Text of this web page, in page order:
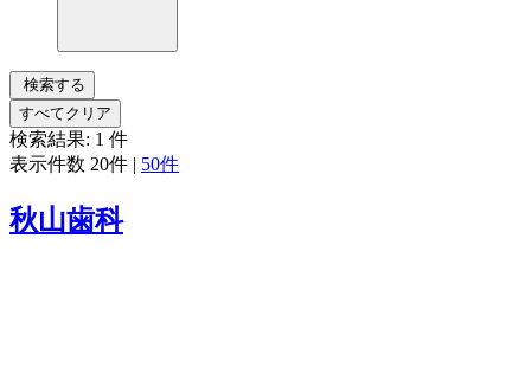
検索する
すべてクリア
検索結果: 1 件
表示件数 20件 | 50件
秋山歯科